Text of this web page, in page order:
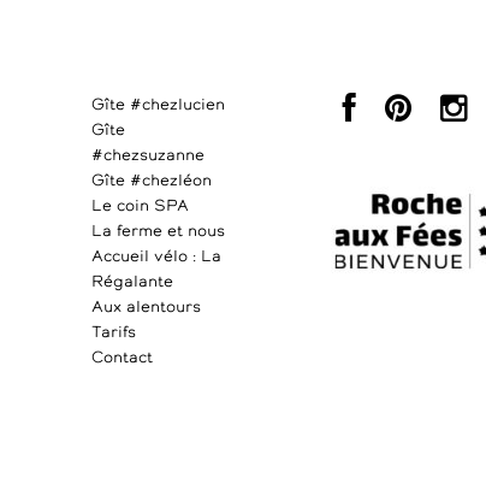
Gîte #chezlucien
Gîte
#chezsuzanne
Gîte #chezléon
Le coin SPA
La ferme et nous
Accueil vélo : La
Régalante
Aux alentours
Tarifs
Contact